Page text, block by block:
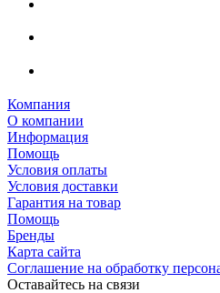
Компания
О компании
Информация
Помощь
Условия оплаты
Условия доставки
Гарантия на товар
Помощь
Бренды
Карта сайта
Соглашение на обработку
Оставайтесь на связи